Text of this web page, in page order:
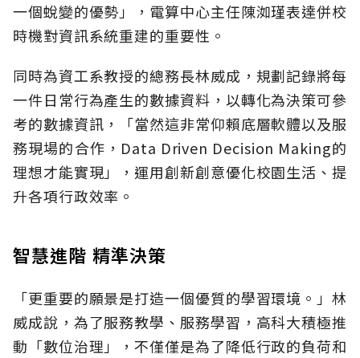
一個蛻變的優勢」，電算中心主任陳洳瑾表達併校
時機對資訊系統重建的重要性。
同時為資工系教授的總務長林威成，規劃記錄將每
一件日常行為產生的數據資料，以轉化為決策可參
考的數據資訊，「當然這非常仰賴底層軟體以及服
務現場的合作，Data Driven Decision Making的
理想才能實現」，運用創新創意優化校園生活、提
升各項行政效率。
智慧進階 精準決策
「更重要的願景是打造一個優質的學習環境。」林
威成說，為了服務教學、服務學習，高科大積極推
動「數位治理」，不僅僅是為了降低行政的負荷和